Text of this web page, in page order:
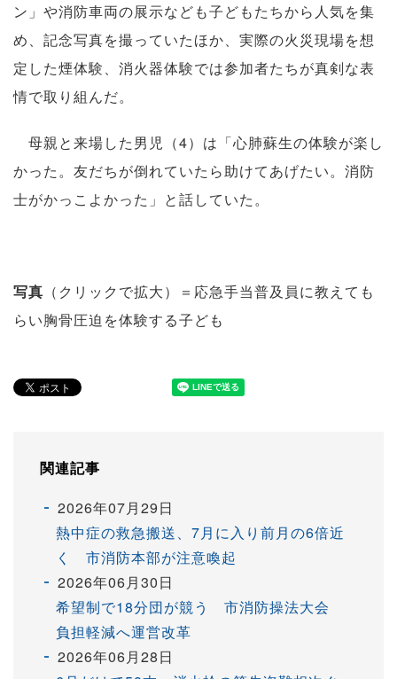
ン」や消防車両の展示なども子どもたちから人気を集
め、記念写真を撮っていたほか、実際の火災現場を想
定した煙体験、消火器体験では参加者たちが真剣な表
情で取り組んだ。
母親と来場した男児（4）は「心肺蘇生の体験が楽し
かった。友だちが倒れていたら助けてあげたい。消防
士がかっこよかった」と話していた。
写真 （クリックで拡大）＝応急手当普及員に教えても
らい胸骨圧迫を体験する子ども
関連記事
2026年07月29日
熱中症の救急搬送、7月に入り前月の6倍近
く 市消防本部が注意喚起
2026年06月30日
希望制で18分団が競う 市消防操法大会
負担軽減へ運営改革
2026年06月28日